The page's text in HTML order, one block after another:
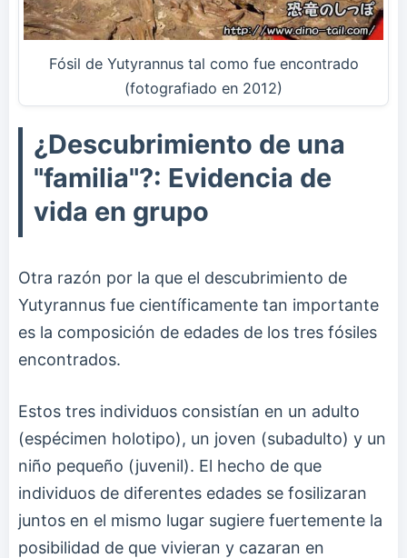
Fósil de Yutyrannus tal como fue encontrado
(fotografiado en 2012)
¿Descubrimiento de una
"familia"?: Evidencia de
vida en grupo
Otra razón por la que el descubrimiento de
Yutyrannus fue científicamente tan importante
es la composición de edades de los tres fósiles
encontrados.
Estos tres individuos consistían en un adulto
(espécimen holotipo), un joven (subadulto) y un
niño pequeño (juvenil). El hecho de que
individuos de diferentes edades se fosilizaran
juntos en el mismo lugar sugiere fuertemente la
posibilidad de que vivieran y cazaran en